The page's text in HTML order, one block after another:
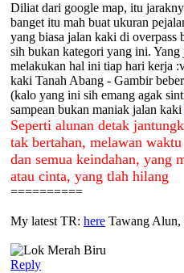
Diliat dari google map, itu
banget itu mah buat ukuran
yang biasa jalan kaki di overpass
sih bukan kategori yang ini.
melakukan hal ini tiap hari kerja
kaki Tanah Abang - Gambir
(kalo yang ini sih emang agak
sampean bukan maniak jalan kaki
Seperti alunan detak
tak bertahan, melawan waktu
dan semua keindahan, yang
atau cinta, yang tlah hilang
==========
My latest TR: here Tawang Alun,
Reply